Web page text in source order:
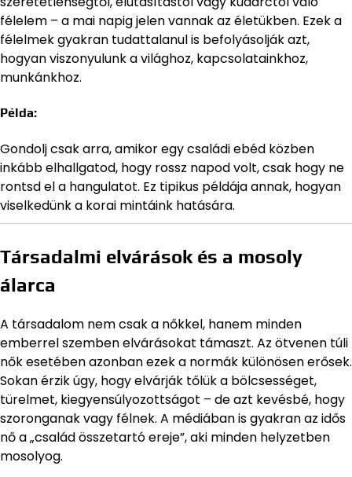
félelem – a mai napig jelen vannak az életükben. Ezek a
félelmek gyakran tudattalanul is befolyásolják azt,
hogyan viszonyulunk a világhoz, kapcsolatainkhoz,
munkánkhoz.
Példa:
Gondolj csak arra, amikor egy családi ebéd közben
inkább elhallgatod, hogy rossz napod volt, csak hogy ne
rontsd el a hangulatot. Ez tipikus példája annak, hogyan
viselkedünk a korai mintáink hatására.
Társadalmi elvárások és a mosoly
álarca
A társadalom nem csak a nőkkel, hanem minden
emberrel szemben elvárásokat támaszt. Az ötvenen túli
nők esetében azonban ezek a normák különösen erősek.
Sokan érzik úgy, hogy elvárják tőlük a bölcsességet,
türelmet, kiegyensúlyozottságot – de azt kevésbé, hogy
szoronganak vagy félnek. A médiában is gyakran az idős
nő a „család összetartó ereje”, aki minden helyzetben
mosolyog.